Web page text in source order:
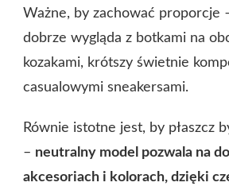
Ważne, by zachować proporcje
dobrze wygląda z botkami na
kozakami, krótszy świetnie
casualowymi sneakersami.
Równie istotne jest, by płaszcz
– neutralny model pozwala na
akcesoriach i kolorach, dzięki